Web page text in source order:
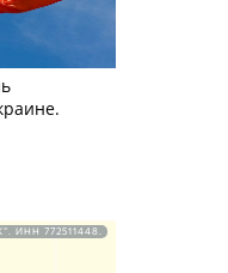
ИНН 772511448.